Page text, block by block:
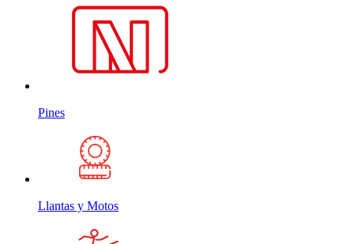
Pines
Llantas y Motos